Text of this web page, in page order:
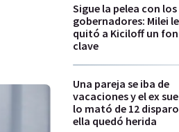
Sigue la pelea con los
gobernadores: Milei le
quitó a Kiciloff un
clave
Una pareja se iba de
vacaciones y el ex
lo mató de 12
ella quedó herida